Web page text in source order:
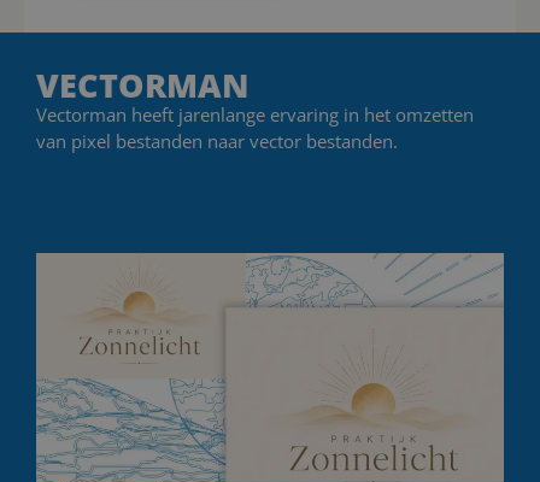
VECTORMAN
Vectorman heeft jarenlange ervaring in het omzetten
van pixel bestanden naar vector bestanden.